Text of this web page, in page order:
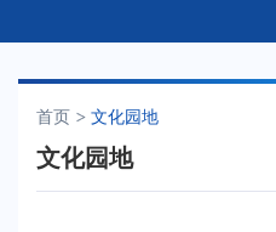
首页 文化园地
文化园地